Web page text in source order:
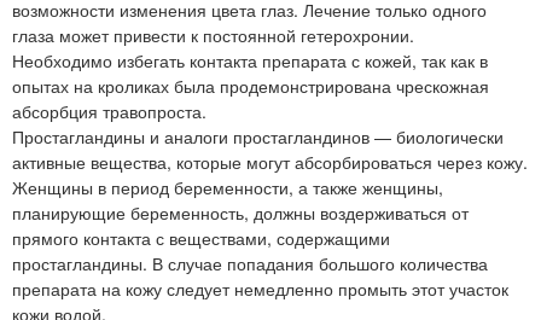
возможности изменения цвета глаз. Лечение только одного
глаза может привести к постоянной гетерохронии.
Необходимо избегать контакта препарата с кожей, так как в
опытах на кроликах была продемонстрирована чрескожная
абсорбция травопроста.
Простагландины и аналоги простагландинов — биологически
активные вещества, которые могут абсорбироваться через кожу.
Женщины в период беременности, а также женщины,
планирующие беременность, должны воздерживаться от
прямого контакта с веществами, содержащими
простагландины. В случае попадания большого количества
препарата на кожу следует немедленно промыть этот участок
кожи водой.